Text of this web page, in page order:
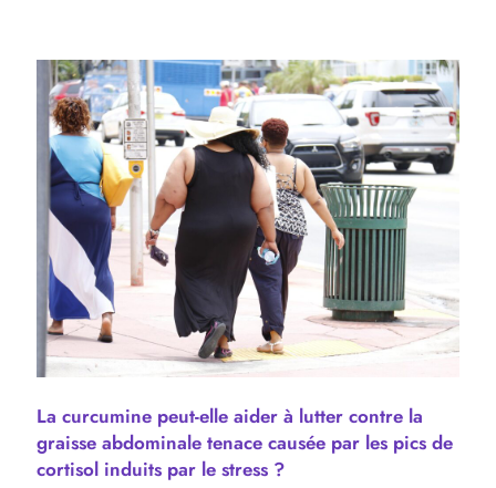
La curcumine peut-elle aider à lutter contre la
graisse abdominale tenace causée par les pics de
cortisol induits par le stress ?